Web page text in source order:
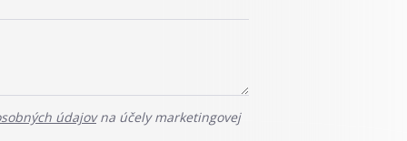
údajovna účely marketingovej